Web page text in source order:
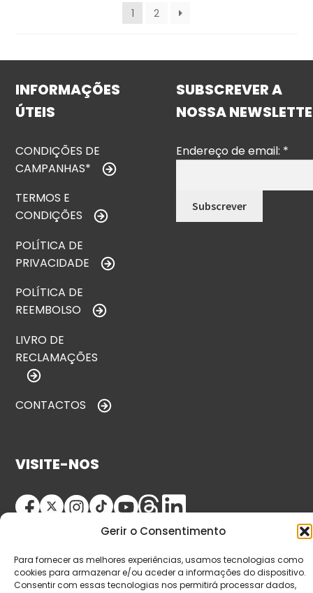
Gerir o Consentimento
Para fornecer as melhores experiências, usamos tecnologias como
cookies para armazenar e/ou aceder a informações do dispositivo.
Consentir com essas tecnologias nos permitirá processar dados,
1 2
INFORMAÇÕES
ÚTEIS
CONDIÇÕES DE
CAMPANHAS*
TERMOS E
CONDIÇÕES
POLÍTICA DE
PRIVACIDADE
POLÍTICA DE
REEMBOLSO
LIVRO DE
RECLAMAÇÕES
CONTACTOS
SUBSCREVER A
NOSSA
Endereço de email: *
VISITE-NOS